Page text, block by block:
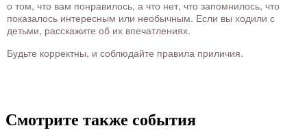
о том, что вам понравилось, а что нет, что запомнилось, что
показалось интересным или необычным. Если вы ходили с
детьми, расскажите об их впечатлениях.
Будьте корректны, и соблюдайте правила приличия.
Смотрите также события